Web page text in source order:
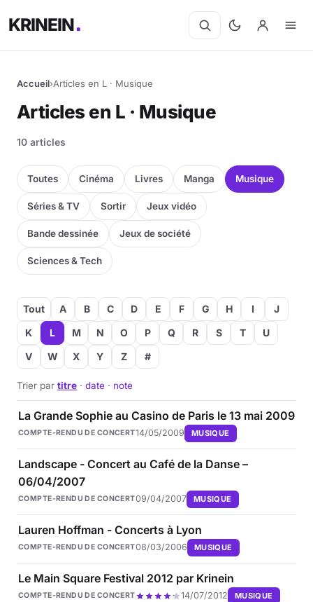
KRINEIN
Accueil›Articles en L · Musique
Articles en L · Musique
10 articles
Toutes Cinéma Livres Manga Musique
Séries & TV Sortir Jeux vidéo
Bande dessinée Jeux de société
Sciences & Tech
Tout A B C D E F G H I
J
K
L M N O P Q R S T
U
V
W X Y Z #
Trier par titre · date · note
La Grande Sophie au Casino de Paris le 13 mai 2009
COMPTE-RENDU DE CONCERT14/05/2009 MUSIQUE
Landscape - Concert au Café de la Danse –
06/04/2007
COMPTE-RENDU DE CONCERT09/04/2007 MUSIQUE
Lauren Hoffman - Concerts à Lyon
COMPTE-RENDU DE CONCERT08/03/2006 MUSIQUE
Le Main Square Festival 2012 par Krinein
COMPTE-RENDU DE CONCERT 14/07/2012 MUSIQUE